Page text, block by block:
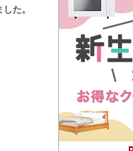
た。